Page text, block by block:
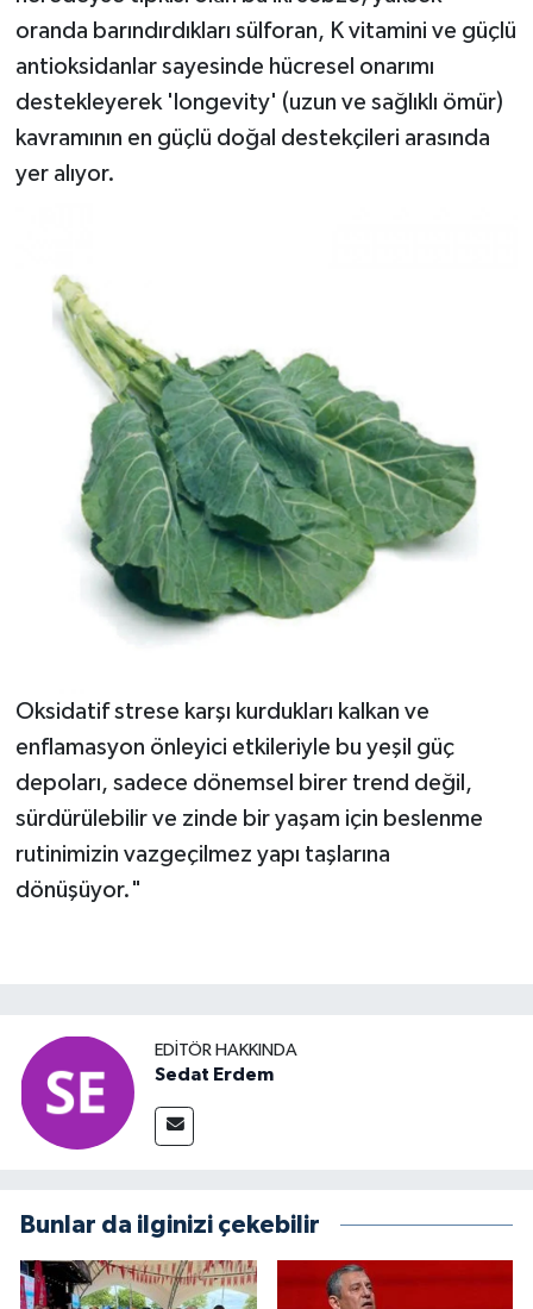
oranda barındırdıkları sülforan, K vitamini ve güçlü
antioksidanlar sayesinde hücresel onarımı
destekleyerek 'longevity' (uzun ve sağlıklı ömür)
kavramının en güçlü doğal destekçileri arasında
yer alıyor.
Oksidatif strese karşı kurdukları kalkan ve
enflamasyon önleyici etkileriyle bu yeşil güç
depoları, sadece dönemsel birer trend değil,
sürdürülebilir ve zinde bir yaşam için beslenme
rutinimizin vazgeçilmez yapı taşlarına
dönüşüyor."
EDITÖR HAKKINDA
Sedat Erdem
Bunlar da ilginizi çekebilir